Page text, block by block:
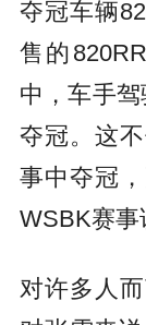
夺冠车辆
售的
中，车手
夺冠。这
事中夺冠
WSBK赛事
对许多人